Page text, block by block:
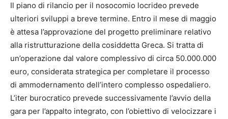
Il piano di rilancio per il nosocomio locrideo prevede
ulteriori sviluppi a breve termine. Entro il mese di maggio
è attesa l’approvazione del progetto preliminare relativo
alla ristrutturazione della cosiddetta Greca. Si tratta di
un’operazione dal valore complessivo di circa 50.000.000
euro, considerata strategica per completare il processo
di ammodernamento dell’intero complesso ospedaliero.
L’iter burocratico prevede successivamente l’avvio della
gara per l’appalto integrato, con l’obiettivo di velocizzare i